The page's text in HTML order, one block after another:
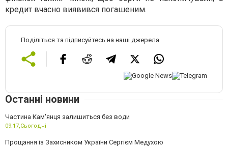
кредит вчасно виявився погашеним.
Поділіться та підписуйтесь на наші джерела
Останні новини
Частина Кам'янця залишиться без води
09:17,Сьогодні
Прощання із Захисником України Сергієм Медухою